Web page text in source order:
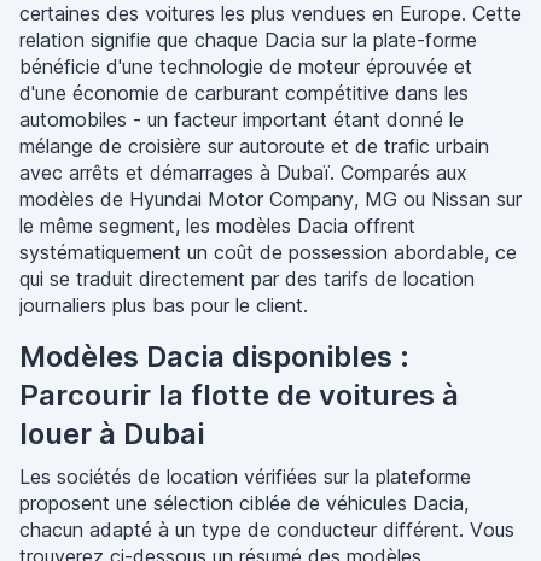
certaines des voitures les plus vendues en Europe. Cette
relation signifie que chaque Dacia sur la plate-forme
bénéficie d'une technologie de moteur éprouvée et
d'une économie de carburant compétitive dans les
automobiles - un facteur important étant donné le
mélange de croisière sur autoroute et de trafic urbain
avec arrêts et démarrages à Dubaï. Comparés aux
modèles de Hyundai Motor Company, MG ou Nissan sur
le même segment, les modèles Dacia offrent
systématiquement un coût de possession abordable, ce
qui se traduit directement par des tarifs de location
journaliers plus bas pour le client.
Modèles Dacia disponibles :
Parcourir la flotte de voitures à
louer à Dubai
Les sociétés de location vérifiées sur la plateforme
proposent une sélection ciblée de véhicules Dacia,
chacun adapté à un type de conducteur différent. Vous
trouverez ci-dessous un résumé des modèles